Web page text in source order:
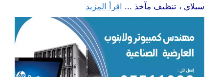
سبلاي ، تنظيف مآخذ ... اقرأ المزيد